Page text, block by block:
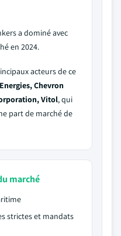
a dominé avec
en 2024.
acteurs de ce
Chevron
Vitol, qui
part de marché de
marché
strictes et mandats